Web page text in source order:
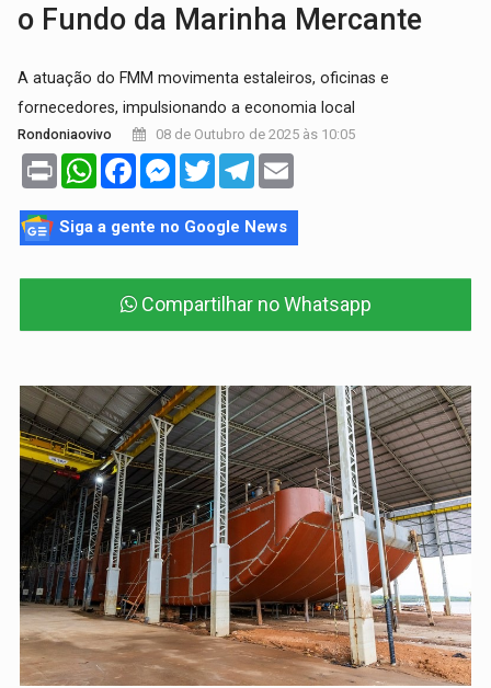
o Fundo da Marinha Mercante
A atuação do FMM movimenta estaleiros, oficinas e
fornecedores, impulsionando a economia local
Rondoniaovivo 08 de Outubro de 2025 às 10:05
Print WhatsAppFacebookMessenger
TwitterTelegram
Siga a gente no Google News
Compartilhar no Whatsapp